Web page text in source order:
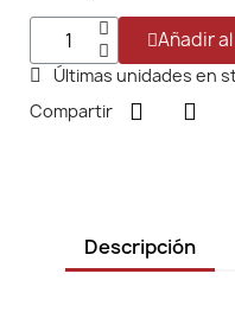
Añadir
Últimas unidades en
Compartir
Descripción